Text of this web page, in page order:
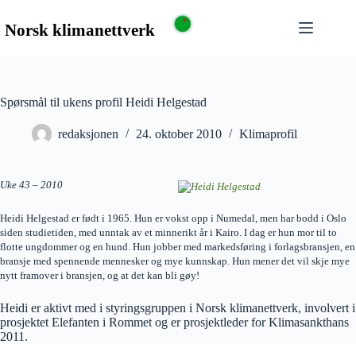
Spørsmål til ukens profil Heidi Helgestad
redaksjonen 24. oktober 2010 Klimaprofil
Uke 43 – 2010
Heidi Helgestad er født i 1965. Hun er vokst opp i Numedal, men har bodd i Oslo
siden studietiden, med unntak av et minnerikt år i Kairo. I dag er hun mor til to
flotte ungdommer og en hund. Hun jobber med markedsføring i forlagsbransjen, en
bransje med spennende mennesker og mye kunnskap. Hun mener det vil skje mye
nytt framover i bransjen, og at det kan bli gøy!
Heidi er aktivt med i styringsgruppen i Norsk klimanettverk, involvert i
prosjektet Elefanten i Rommet og er prosjektleder for Klimasankthans
2011.